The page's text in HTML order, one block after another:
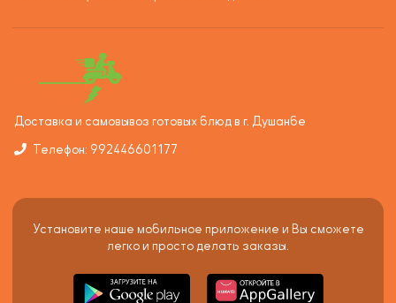
Доставка и самовывоз готовых блюд в г. Душанбе
Телефон: 992446601177
Установите наше мобильное приложение и Вы сможете
легко и просто делать заказы.